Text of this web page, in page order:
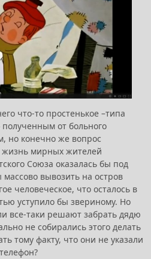
что-то простенькое –типа
от больного
но конечно же вопрос
мирных жителей
Союза оказалась бы под
вывозить на остров
человеческое, что осталось в
уступило бы звериному. Но
все-таки решают забрать дядю
не собирались этого делать
тому факту, что они не указали